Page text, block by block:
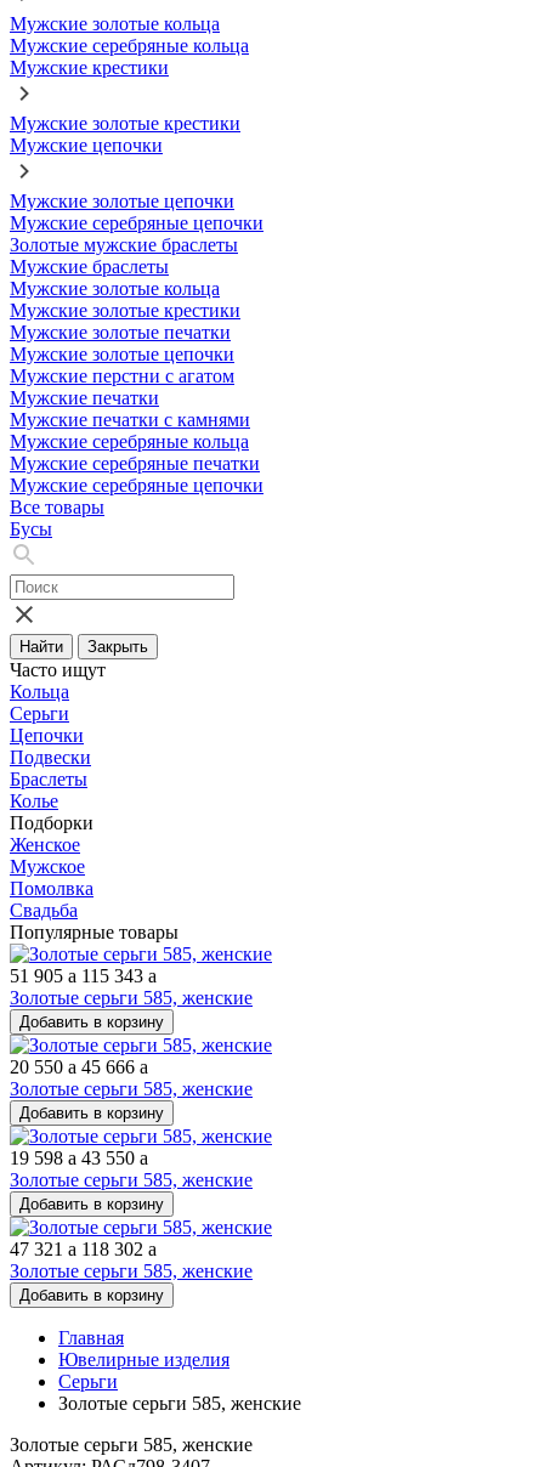
Мужские золотые кольца
Мужские серебряные кольца
Мужские крестики
Мужские золотые крестики
Мужские цепочки
Мужские золотые цепочки
Мужские серебряные цепочки
Золотые мужские браслеты
Мужские браслеты
Мужские золотые кольца
Мужские золотые крестики
Мужские золотые печатки
Мужские золотые цепочки
Мужские перстни с агатом
Мужские печатки
Мужские печатки с камнями
Мужские серебряные кольца
Мужские серебряные печатки
Мужские серебряные цепочки
Все товары
Бусы
Найти Закрыть
Часто ищут
Кольца
Серьги
Цепочки
Подвески
Браслеты
Колье
Подборки
Женское
Мужское
Помолвка
Свадьба
Популярные товары
51 905 a 115 343 a
Золотые серьги 585, женские
Добавить в корзину
20 550 a 45 666 a
Золотые серьги 585, женские
Добавить в корзину
19 598 a 43 550 a
Золотые серьги 585, женские
Добавить в корзину
47 321 a 118 302 a
Золотые серьги 585, женские
Добавить в корзину
Главная
Ювелирные изделия
Серьги
Золотые серьги 585, женские
Золотые серьги 585, женские